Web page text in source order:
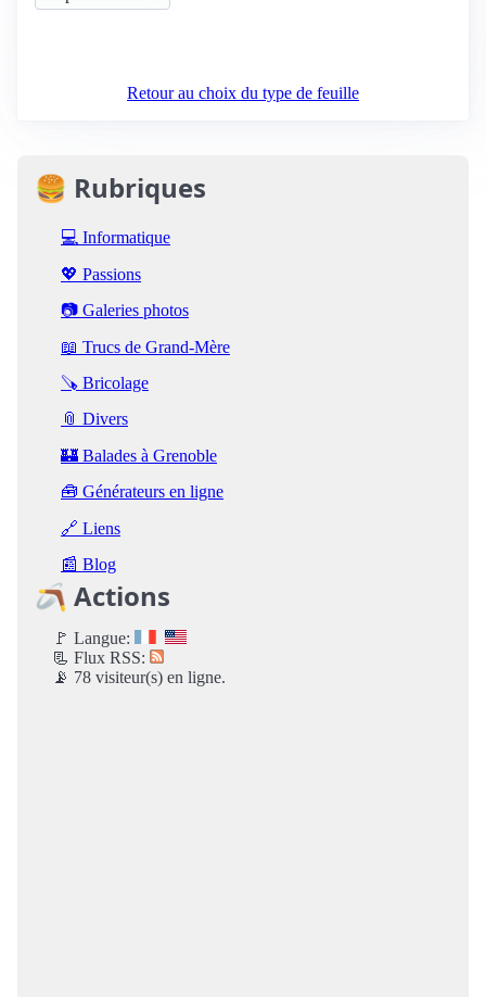
Retour au choix du type de feuille
🍔 Rubriques
💻 Informatique
💖 Passions
📷 Galeries photos
📖 Trucs de Grand-Mère
🪚 Bricolage
📎 Divers
🏰 Balades à Grenoble
🧰 Générateurs en ligne
🔗 Liens
📰 Blog
🪃 Actions
🚩 Langue:
📃 Flux RSS:
📡 78 visiteur(s) en ligne.